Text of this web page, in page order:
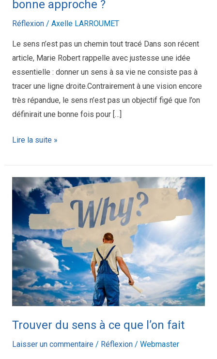
bonne approche ?
Réflexion/ Axelle LARROUMET
Le sens n’est pas un chemin tout tracé Dans son récent
article, Marie Robert rappelle avec justesse une idée
essentielle : donner un sens à sa vie ne consiste pas à
tracer une ligne droite.Contrairement à une vision encore
très répandue, le sens n’est pas un objectif figé que l’on
définirait une bonne fois pour […]
nous
la
bonne
approche ?
Lire la suite »
Trouver du sens à ce que l’on fait
Laisser un commentaire / Réflexion/ Webmaster
Trouver
du
à
ce
que
l’on
fait